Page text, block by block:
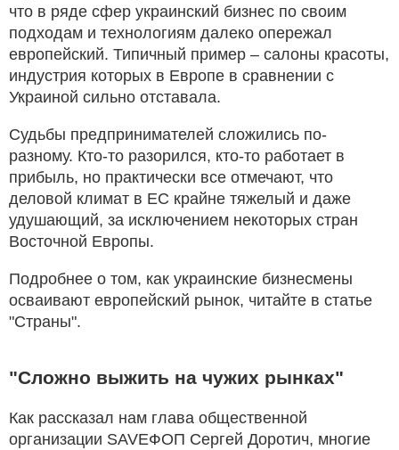
что в ряде сфер украинский бизнес по своим
подходам и технологиям далеко опережал
европейский. Типичный пример – салоны красоты,
индустрия которых в Европе в сравнении с
Украиной сильно отставала.
Судьбы предпринимателей сложились по-
разному. Кто-то разорился, кто-то работает в
прибыль, но практически все отмечают, что
деловой климат в ЕС крайне тяжелый и даже
удушающий, за исключением некоторых стран
Восточной Европы.
Подробнее о том, как украинские бизнесмены
осваивают европейский рынок, читайте в статье
"Страны".
"Сложно выжить на чужих рынках"
Как рассказал нам глава общественной
организации SAVEФОП Сергей Доротич, многие